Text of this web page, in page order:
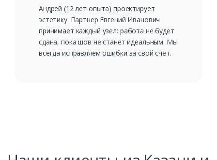
Андрей (12 лет опыта) проектирует
эстетику. Партнер Евгений Иванович
принимает каждый узел: работа не будет
сдана, пока шов не станет идеальным. Мы
всегда исправляем ошибки за свой счет.